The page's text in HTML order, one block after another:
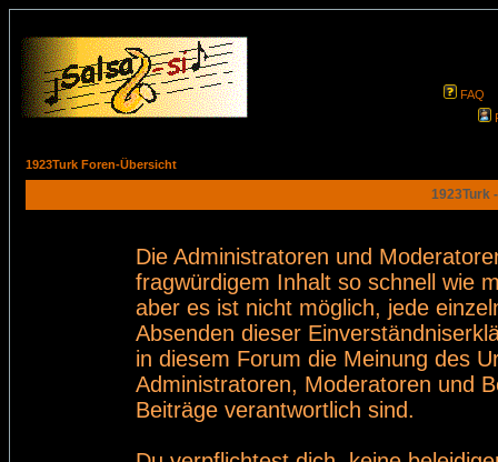
FAQ
1923Turk Foren-Übersicht
1923Turk
Die Administratoren und
fragwürdigem Inhalt so schnell wie
aber es ist nicht möglich, jede
Absenden dieser
in diesem Forum die Meinung des
Administratoren, Moderatoren und
Beiträge verantwortlich sind.